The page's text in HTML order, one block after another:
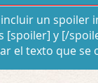
incluir un spoiler
[spoiler] y [/
el texto que se